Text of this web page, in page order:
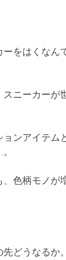
をはくなん
ニーカーが
ョンアイテ
色柄モノ
どうなるか。